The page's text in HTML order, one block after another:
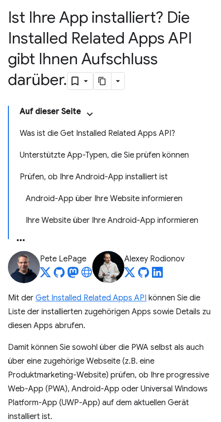
Ist Ihre App installiert? Die
Installed Related Apps API
gibt Ihnen Aufschluss
darüber.
Auf dieser Seite
Was ist die Get Installed Related Apps API?
Unterstützte App-Typen, die Sie prüfen können
Prüfen, ob Ihre Android-App installiert ist
Android-App über Ihre Website informieren
Ihre Website über Ihre Android-App informieren
Pete LePage Alexey Rodionov
Mit der Get Installed Related Apps API können Sie die
Liste der installierten zugehörigen Apps sowie Details zu
diesen Apps abrufen.
Damit können Sie sowohl über die PWA selbst als auch
über eine zugehörige Webseite (z.B. eine
Produktmarketing-Website) prüfen, ob Ihre progressive
Web-App (PWA), Android-App oder Universal Windows
Platform-App (UWP-App) auf dem aktuellen Gerät
installiert ist.